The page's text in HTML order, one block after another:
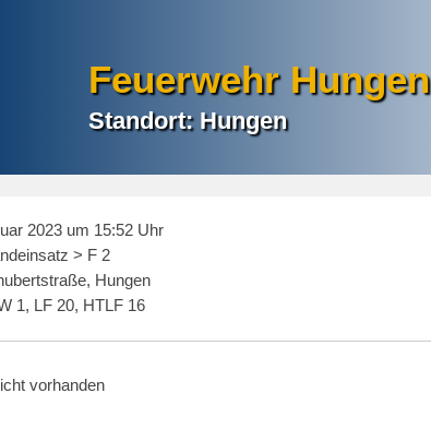
Feuerwehr Hungen
Standort: Hungen
2023 um 15:52 Uhr
> F 2
Hungen
1, LF 20, HTLF 16
vorhanden